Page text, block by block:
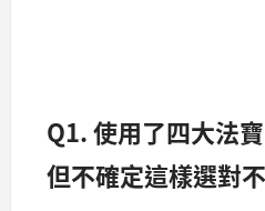
Q1. 使用了四大法寶
但不確定這樣選對